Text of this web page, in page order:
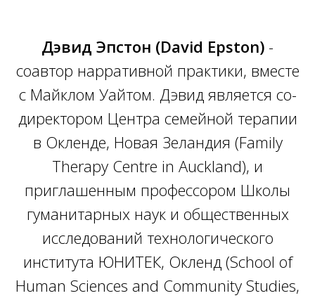
Дэвид Эпстон (David Epston) -
соавтор нарративной практики, вместе
с Майклом Уайтом. Дэвид является со-
директором Центра семейной терапии
в Окленде, Новая Зеландия (Family
Therapy Centre in Auckland), и
приглашенным профессором Школы
гуманитарных наук и общественных
исследований технологического
института ЮНИТЕК, Окленд (School of
Human Sciences and Community Studies,